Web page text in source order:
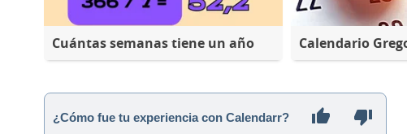
Cuántas semanas tiene un año Calendario
¿Cómo fue tu experiencia con Calendarr?